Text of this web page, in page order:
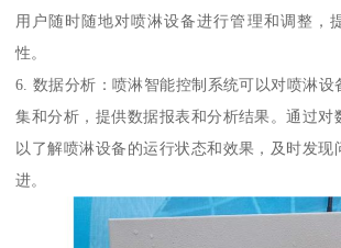
用户随时随地对喷淋设备进行管理和调整，
性。
6. 数据分析：喷淋智能控制系统可以对喷淋设
集和分析，提供数据报表和分析结果。通过对
以了解喷淋设备的运行状态和效果，及时发现
进。